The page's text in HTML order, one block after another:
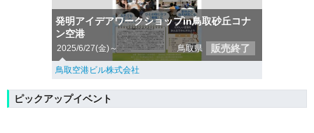
発明アイデアワークショップin鳥取砂丘コナ
ン空港
2025/6/27(金)～ 鳥取県 販売終了
鳥取空港ビル株式会社
ピックアップイベント